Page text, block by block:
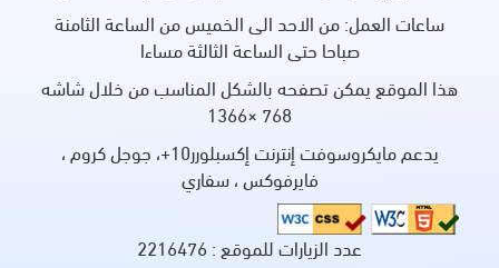
ساعات العمل: من الاحد الى الخميس من الساعة الثامنة
صباحا حتى الساعة الثالثة مساءا
هذا الموقع يمكن تصفحه بالشكل المناسب من خلال شاشه
768 ×1366
يدعم مايكروسوفت إنترنت إكسبلورر10+، جوجل كروم ،
فايرفوكس ، سفاري
عدد الزيارات للموقع : 2216476